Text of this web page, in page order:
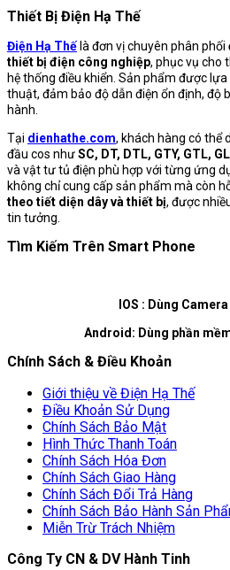
Thiết Bị Điện Hạ Thế
Điện Hạ Thế là đơn vị chuyên phân phối
thiết bị điện công nghiệp, phục vụ cho
hệ thống điều khiển. Sản phẩm được
thuật, đảm bảo độ dẫn điện ổn định, độ
hành.
Tại dienhathe.com, khách hàng có thể
đầu cos nhưSC, DT, DTL, GTY, GTL, GL
và vật tư tủ điện phù hợp với từng ứng
không chỉ cung cấp sản phẩm mà còn
theo tiết diện dây và thiết bị, được
tin tưởng.
Tìm Kiếm Trên Smart Phone
IOS : Dùng
Android: Dùng phần
Chính Sách & Điều Khoản
Giới thiệu về Điện Hạ Thế
Điều Khoản Sử Dụng
Chính Sách Bảo Mật
Hình Thức Thanh Toán
Chính Sách Hóa Đơn
Chính Sách Giao Hàng
Chính Sách Đổi Trả Hàng
Chính Sách Bảo Hành Sản
Miễn Trừ Trách Nhiệm
Công Ty CN & DV Hành Tinh